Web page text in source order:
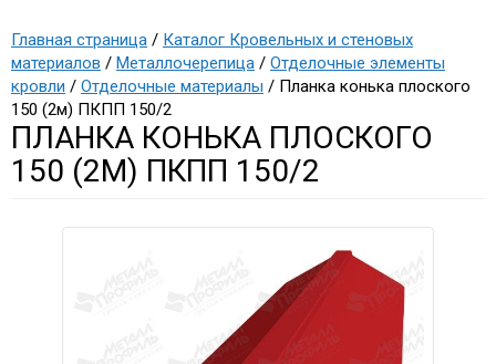
Главная страница / Каталог Кровельных и стеновых
материалов / Металлочерепица / Отделочные элементы
кровли / Отделочные материалы / Планка конька плоского
150 (2м) ПКПП 150/2
ПЛАНКА КОНЬКА ПЛОСКОГО
150 (2М) ПКПП 150/2